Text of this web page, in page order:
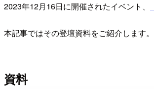
2023年12月16日に開催されたイベント、
本記事ではその登壇資料をご紹介します。
資料